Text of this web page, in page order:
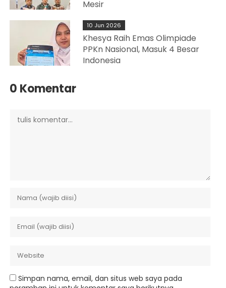
Mesir
10 Jun 2026
Khesya Raih Emas Olimpiade
PPKn Nasional, Masuk 4 Besar
Indonesia
0 Komentar
Simpan nama, email, dan situs web saya pada